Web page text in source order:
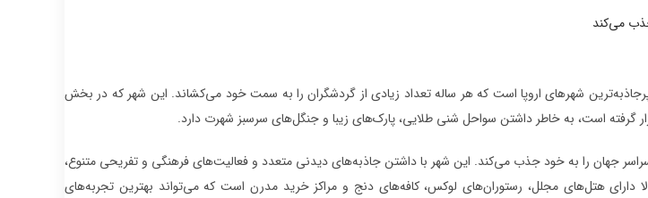
پرجاذبه‌ترین شهرهای اروپا است که هر ساله تعداد زیادی از گردشگران را به سمت خود می‌کشاند. این شهر که در بخش
گرفته است، به خاطر داشتن سواحل شنی طلایی، پارک‌های زیبا و جنگل‌های سرسبز شهرت دارد.
جهان را به خود جذب می‌کند. این شهر با داشتن جاذبه‌های دیدنی متعدد و فعالیت‌های فرهنگی و تفریحی متنوع،
دارای هتل‌های مجلل، رستوران‌های لوکس، کافه‌های دنج و مراکز خرید مدرن است که می‌تواند بهترین تجربه‌های